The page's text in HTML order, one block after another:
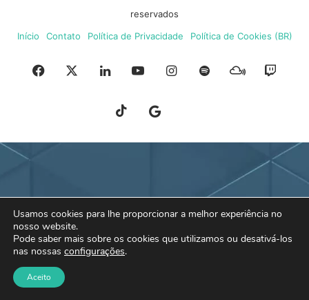
reservados
Início
Contato Política de Privacidade Política de Cookies (BR)
Facebook LinkedinYouTubeInstagram
SpotifyMixcloud
TikTokGoogle
NewsSky
Usamos cookies para lhe proporcionar a melhor experiência no
nosso website.
Pode saber mais sobre os cookies que utilizamos ou desativá-los
nas nossas configurações.
Aceito